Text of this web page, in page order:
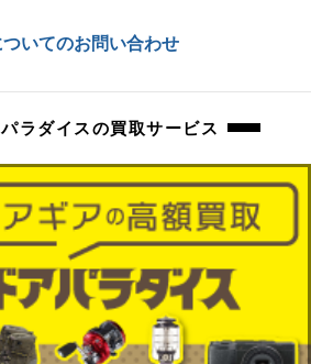
ついてのお問い合わせ
ラダイスの買取サービス